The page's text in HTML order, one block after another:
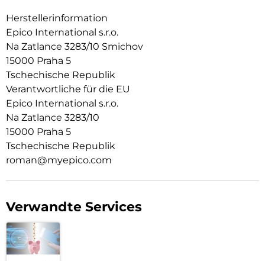
lange Akkulaufzeit (bis zu 3 Monate im Standby-Modus) und
USB-C auf USB-C-Kabel.
Herstellerinformation
Epico International s.r.o.
Na Zatlance 3283/10 Smichov
15000 Praha 5
Tschechische Republik
Verantwortliche für die EU
Epico International s.r.o.
Na Zatlance 3283/10
15000 Praha 5
Tschechische Republik
roman@myepico.com
Verwandte Services